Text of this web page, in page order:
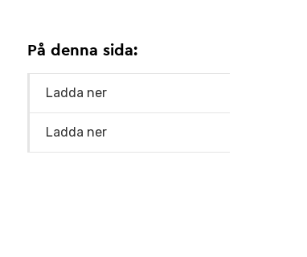
På denna sida:
Ladda ner
Ladda ner